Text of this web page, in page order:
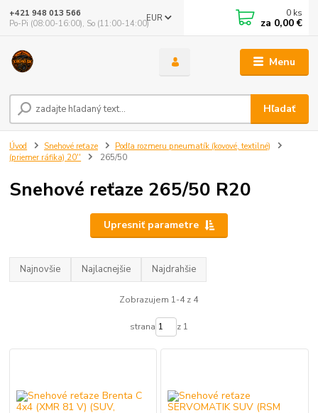
Menu
EUR
Hľadať
+421 948 013 566
Po-Pi (08:00-16:00), So (11:00-14:00)
0 ks
za 0,00 €
Úvod Snehové reťaze
Podľa rozmeru pneumatík (kovové, textilné)
(priemer ráfika) 20''
265/50
Snehové reťaze 265/50 R20
Upresniť parametre
Najnovšie Najlacnejšie Najdrahšie
Zobrazujem 1-4 z 4
strana z 1